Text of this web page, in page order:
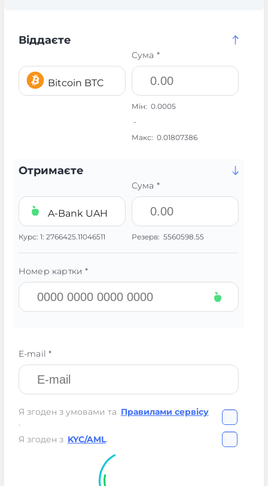
Віддаєте
Bitcoin BTC
Сума *
Мін: 0.0005
-
Макс: 0.01807386
Отримаєте
A-Bank UAH
Курс: 1: 2766425.11046511
Сума *
Резерв: 5560598.55
Номер картки *
E-mail *
Я згоден з умовами та Правилами сервісу
.
Я згоден з KYC/AML.